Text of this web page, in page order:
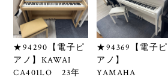
★94290【電子ピ
アノ】KAWAI
CA401LO 23年
★94369【電子ピ
アノ】
YAMAHA